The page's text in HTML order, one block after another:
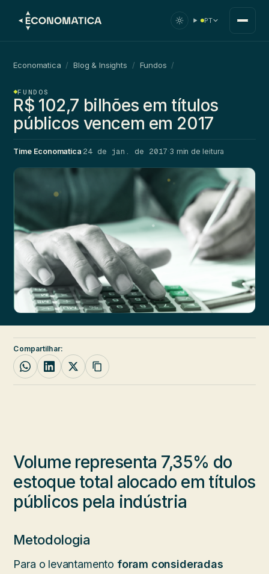
PT
Economatica / Blog & Insights / Fundos /
FUNDOS
R$ 102,7 bilhões em títulos
públicos vencem em 2017
Time Economatica·24 de jan. de 2017·3 min de leitura
Compartilhar:
Volume representa 7,35% do
estoque total alocado em títulos
públicos pela indústria
Metodologia
Para o levantamento foram consideradas